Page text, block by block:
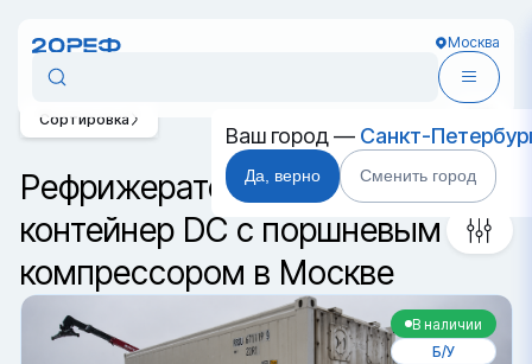
Москва
Ваш город — Санкт-
Да, верно Сменить город
Рефрижераторный
контейнер DC с поршневым
компрессором в Москве
Сортировка
В наличии
Б/У